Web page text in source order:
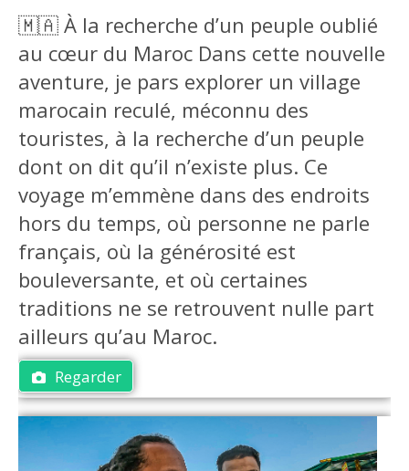
🇲🇦 À la recherche d’un peuple oublié
au cœur du Maroc Dans cette nouvelle
aventure, je pars explorer un village
marocain reculé, méconnu des
touristes, à la recherche d’un peuple
dont on dit qu’il n’existe plus. Ce
voyage m’emmène dans des endroits
hors du temps, où personne ne parle
français, où la générosité est
bouleversante, et où certaines
traditions ne se retrouvent nulle part
ailleurs qu’au Maroc.
Regarder